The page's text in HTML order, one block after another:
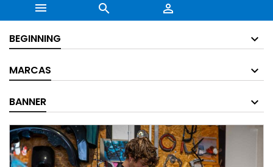
  
BEGINNING
MARCAS
BANNER